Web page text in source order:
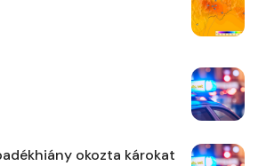
okozta károkat